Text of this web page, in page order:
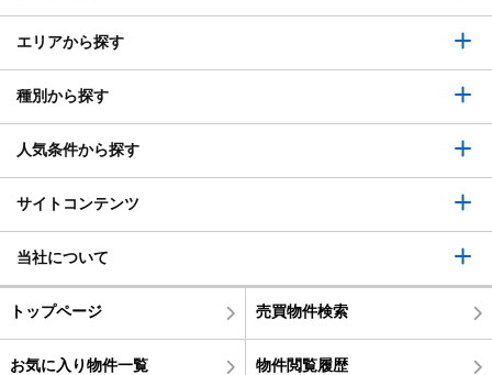
エリアから探す
種別から探す
人気条件から探す
サイトコンテンツ
当社について
トップページ 売買物件検索
お気に入り物件一覧 物件閲覧履歴